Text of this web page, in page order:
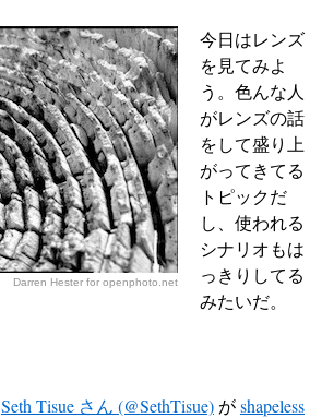
Darren Hester for openphoto.net
今日はレンズ
を見てみよ
う。色んな人
がレンズの話
をして盛り上
がってきてる
トピックだ
し、使われる
シナリオもは
っきりしてる
みたいだ。
Seth Tisue さん (@SethTisue) がshapeless